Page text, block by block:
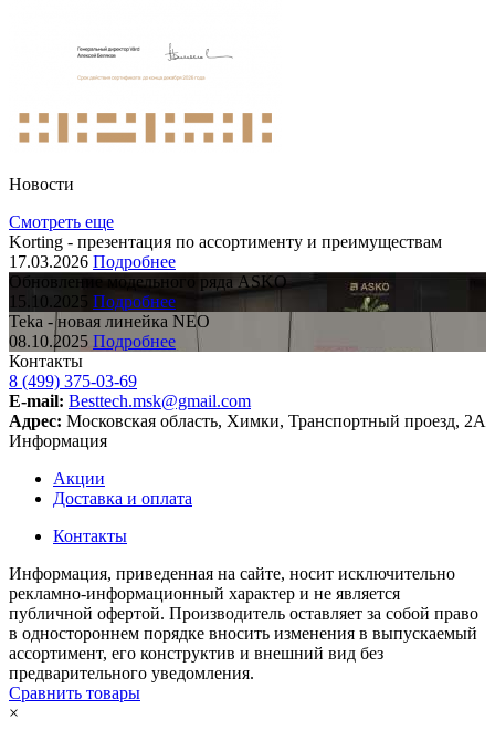
Новости
Смотреть еще
Korting - презентация по ассортименту и преимуществам
17.03.2026 Подробнее
Обновление модельного ряда ASKO
15.10.2025 Подробнее
Teka - новая линейка NEO
08.10.2025 Подробнее
Контакты
8 (499) 375-03-69
E-mail: Besttech.msk@gmail.com
Адрес: Московская область, Химки, Транспортный проезд, 2А
Информация
Акции
Доставка и оплата
Контакты
Информация, приведенная на сайте, носит исключительно
рекламно-информационный характер и не является
публичной офертой. Производитель оставляет за собой право
в одностороннем порядке вносить изменения в выпускаемый
ассортимент, его конструктив и внешний вид без
предварительного уведомления.
Сравнить товары
×